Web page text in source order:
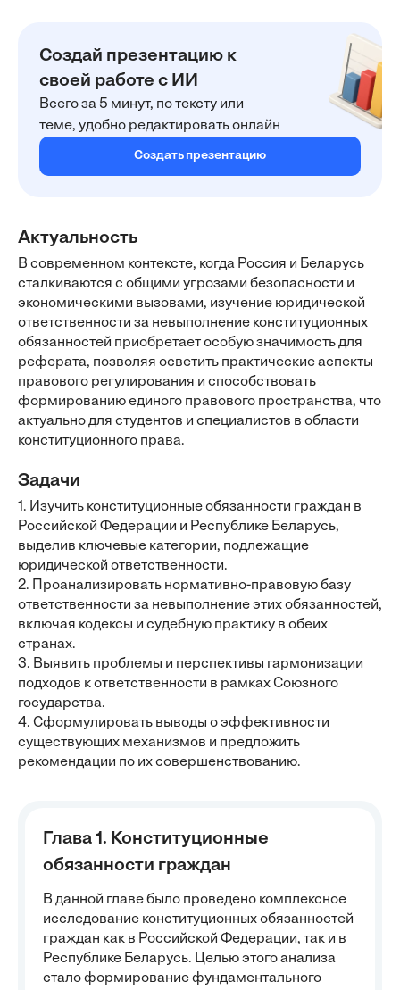
Создай презентацию к
своей работе с ИИ
Всего за 5 минут, по тексту или
теме, удобно редактировать онлайн
Создать презентацию
Актуальность
В современном контексте, когда Россия и Беларусь
сталкиваются с общими угрозами безопасности и
экономическими вызовами, изучение юридической
ответственности за невыполнение конституционных
обязанностей приобретает особую значимость для
реферата, позволяя осветить практические аспекты
правового регулирования и способствовать
формированию единого правового пространства, что
актуально для студентов и специалистов в области
конституционного права.
Задачи
1. Изучить конституционные обязанности граждан в
Российской Федерации и Республике Беларусь,
выделив ключевые категории, подлежащие
юридической ответственности.
2. Проанализировать нормативно-правовую базу
ответственности за невыполнение этих обязанностей,
включая кодексы и судебную практику в обеих
странах.
3. Выявить проблемы и перспективы гармонизации
подходов к ответственности в рамках Союзного
государства.
4. Сформулировать выводы о эффективности
существующих механизмов и предложить
рекомендации по их совершенствованию.
Глава 1. Конституционные
обязанности граждан
В данной главе было проведено комплексное
исследование конституционных обязанностей
граждан как в Российской Федерации, так и в
Республике Беларусь. Целью этого анализа
стало формирование фундаментального